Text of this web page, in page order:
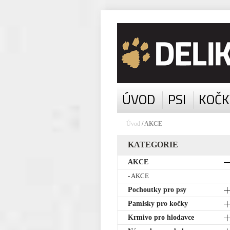
ÚVOD PSI
Úvod / AKCE
KATEGORIE
AKCE
- AKCE
Pochoutky pro psy
Pamlsky pro kočky
Krmivo pro hlodavce